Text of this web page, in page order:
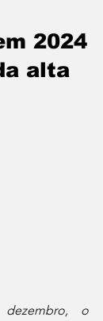
2024
alta
o